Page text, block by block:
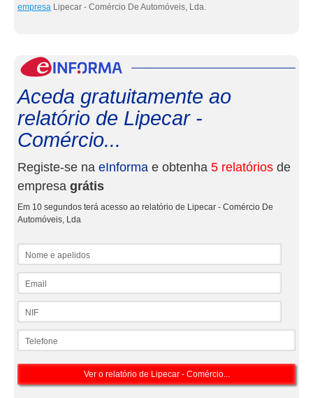
empresa Lipecar - Comércio De Automóveis, Lda.
Aceda gratuitamente ao
relatório de Lipecar -
Comércio...
Registe-se na eInforma e obtenha 5 relatórios de
empresa grátis
Em 10 segundos terá acesso ao relatório de Lipecar - Comércio De
Automóveis, Lda